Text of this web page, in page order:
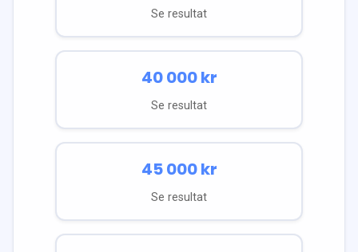
Se resultat
40 000kr
Se resultat
45 000kr
Se resultat